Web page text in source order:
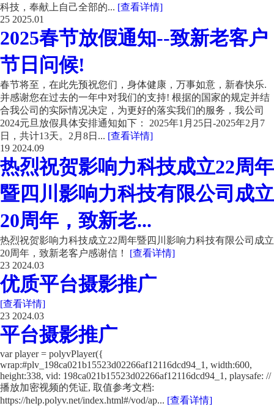
科技，奉献上自己全部的... [查看详情]
25 2025.01
2025春节放假通知--致新老客户
节日问候!
春节将至，在此先预祝您们，身体健康，万事如意，新春快乐.
并感谢您在过去的一年中对我们的支持! 根据的国家的规定并结
合我公司的实际情况决定，为更好的落实我们的服务，我公司
2024元旦放假具体安排通知如下： 2025年1月25日-2025年2月7
日，共计13天。2月8日... [查看详情]
19 2024.09
热烈祝贺影响力科技成立22周年
暨四川影响力科技有限公司成立
20周年，致新老...
热烈祝贺影响力科技成立22周年暨四川影响力科技有限公司成立
20周年，致新老客户感谢信！ [查看详情]
23 2024.03
优质平台摄影推广
[查看详情]
23 2024.03
平台摄影推广
var player = polyvPlayer({
wrap:#plv_198ca021b15523d02266af12116dcd94_1, width:600,
height:338, vid: 198ca021b15523d02266af12116dcd94_1, playsafe: //
播放加密视频的凭证, 取值参考文档:
https://help.polyv.net/index.html#/vod/ap... [查看详情]